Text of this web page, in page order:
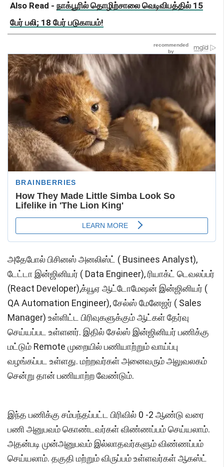
Also Read - நாக்பூரில் தொழிற்சாலை வெடிவிபத்தில் 15
பேர் பலி; 18 பேர் படுகாயம்!
அதேபோல் பிசினஸ் அனலிஸ்ட் ( Businees Analyst),
டேட்டா இன்ஜினியர் ( Data Engineer), ரியாக்ட் டெவலப்பர்
(React Developer),க்யூஏ ஆட்டோமேஷன் இன்ஜினியர் (
QA Automation Engineer), சேல்ஸ் மேனேஜர் ( Sales
Manager) உள்ளிட்ட பிரிவுகளுக்கும் ஆட்கள் தேர்வு
செய்யப்பட உள்ளனர். இதில் சேல்ஸ் இன்ஜினியர் பணிக்கு
மட்டும் Remote முறையில் பணியாற்றும் வாய்ப்பு
வழங்கப்பட உள்ளது. மற்றவர்கள் அனைவரும் அலுவலகம்
சென்று தான் பணியாற்ற வேண்டும்.
இந்த பணிக்கு சம்பந்தப்பட்ட பிரிவில் 0 -2 ஆண்டு வரை
பணி அனுபவம் கொண்டவர்கள் விண்ணப்பம் செய்யலாம்.
அதன்படி முன்அனுபவம் இல்லாதவர்களும் விண்ணப்பம்
செய்யலாம். தகுதி மற்றும் விருப்பம் உள்ளவர்கள் ஆகஸ்ட்